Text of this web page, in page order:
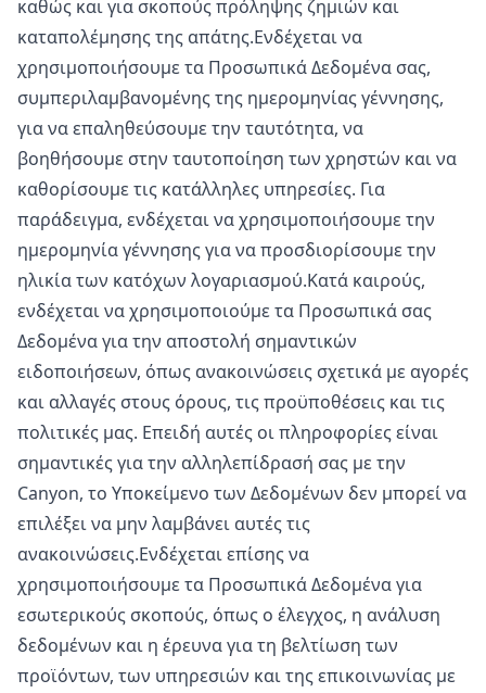
καθώς και για σκοπούς πρόληψης ζημιών και
καταπολέμησης της απάτης.Ενδέχεται να
χρησιμοποιήσουμε τα Προσωπικά Δεδομένα σας,
συμπεριλαμβανομένης της ημερομηνίας γέννησης,
για να επαληθεύσουμε την ταυτότητα, να
βοηθήσουμε στην ταυτοποίηση των χρηστών και να
καθορίσουμε τις κατάλληλες υπηρεσίες. Για
παράδειγμα, ενδέχεται να χρησιμοποιήσουμε την
ημερομηνία γέννησης για να προσδιορίσουμε την
ηλικία των κατόχων λογαριασμού.Κατά καιρούς,
ενδέχεται να χρησιμοποιούμε τα Προσωπικά σας
Δεδομένα για την αποστολή σημαντικών
ειδοποιήσεων, όπως ανακοινώσεις σχετικά με αγορές
και αλλαγές στους όρους, τις προϋποθέσεις και τις
πολιτικές μας. Επειδή αυτές οι πληροφορίες είναι
σημαντικές για την αλληλεπίδρασή σας με την
Canyon, το Υποκείμενο των Δεδομένων δεν μπορεί να
επιλέξει να μην λαμβάνει αυτές τις
ανακοινώσεις.Ενδέχεται επίσης να
χρησιμοποιήσουμε τα Προσωπικά Δεδομένα για
εσωτερικούς σκοπούς, όπως ο έλεγχος, η ανάλυση
δεδομένων και η έρευνα για τη βελτίωση των
προϊόντων, των υπηρεσιών και της επικοινωνίας με